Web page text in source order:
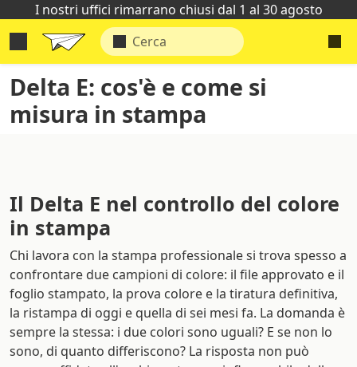
I nostri uffici rimarrano chiusi dal 1 al 30 agosto
Delta E: cos'è e come si
misura in stampa
Il Delta E nel controllo del colore
in stampa
Chi lavora con la stampa professionale si trova spesso a
confrontare due campioni di colore: il file approvato e il
foglio stampato, la prova colore e la tiratura definitiva,
la ristampa di oggi e quella di sei mesi fa. La domanda è
sempre la stessa: i due colori sono uguali? E se non lo
sono, di quanto differiscono? La risposta non può